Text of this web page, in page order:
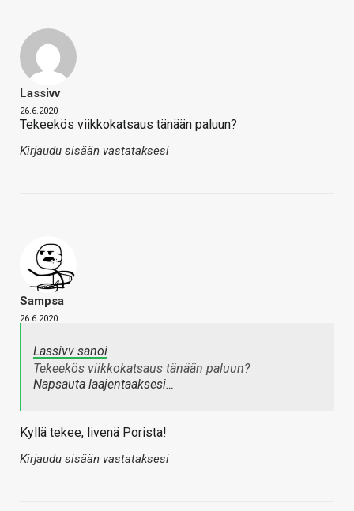
Lassivv
26.6.2020
Tekeekös viikkokatsaus tänään paluun?
Kirjaudu sisään vastataksesi
Sampsa
26.6.2020
Lassivv sanoi
Tekeekös viikkokatsaus tänään paluun?
Napsauta laajentaaksesi…
Kyllä tekee, livenä Porista!
Kirjaudu sisään vastataksesi